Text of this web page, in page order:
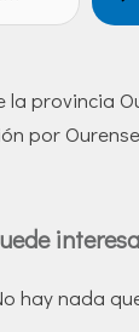
la provincia
por Ourense
hay nada